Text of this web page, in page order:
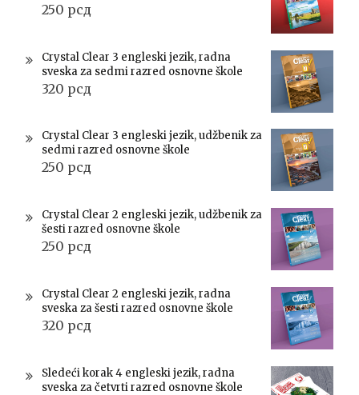
250 рсд
Crystal Clear 3 engleski jezik, radna
sveska za sedmi razred osnovne škole
320 рсд
Crystal Clear 3 engleski jezik, udžbenik za
sedmi razred osnovne škole
250 рсд
Crystal Clear 2 engleski jezik, udžbenik za
šesti razred osnovne škole
250 рсд
Crystal Clear 2 engleski jezik, radna
sveska za šesti razred osnovne škole
320 рсд
Sledeći korak 4 engleski jezik, radna
sveska za četvrti razred osnovne škole